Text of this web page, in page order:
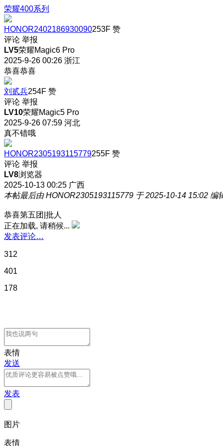
荣耀400系列
HONOR2402186930090253F 赞
评论 举报
LV5荣耀Magic6 Pro
2025-9-26 00:26 浙江
恭喜恭喜
刘贰兵254F 赞
评论 举报
LV10荣耀Magic5 Pro
2025-9-26 07:59 河北
真不错哦
HONOR2305193115779255F 赞
评论 举报
LV8浏览器
2025-10-13 00:25 广西
本帖最后由 HONOR2305193115779 于 2025-10-14 15:02 编
恭喜第五团|批人
正在加载, 请稍候...
发表评论…
312
401
178
表情
发送
发表
图片
表情